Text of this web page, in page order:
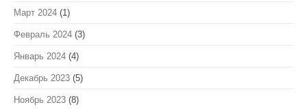
Март 2024 (1)
Февраль 2024 (3)
Январь 2024 (4)
Декабрь 2023 (5)
Ноябрь 2023 (8)